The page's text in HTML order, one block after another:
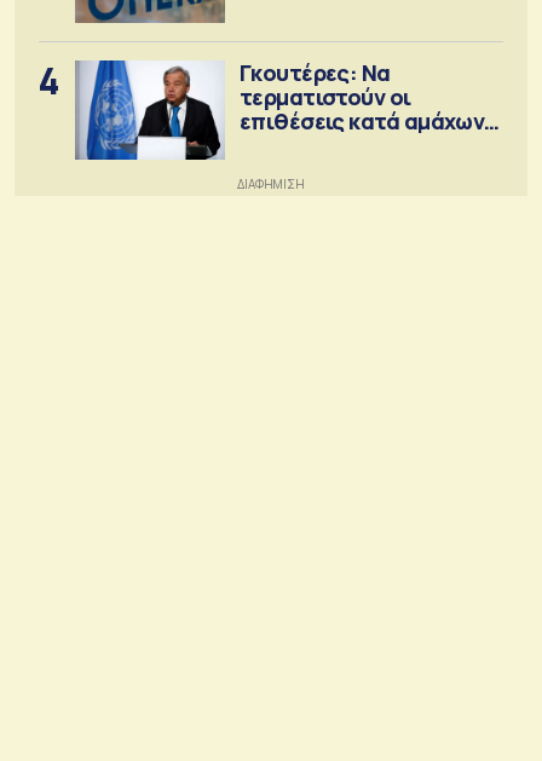
4
Γκουτέρες: Να
τερματιστούν οι
επιθέσεις κατά αμάχων